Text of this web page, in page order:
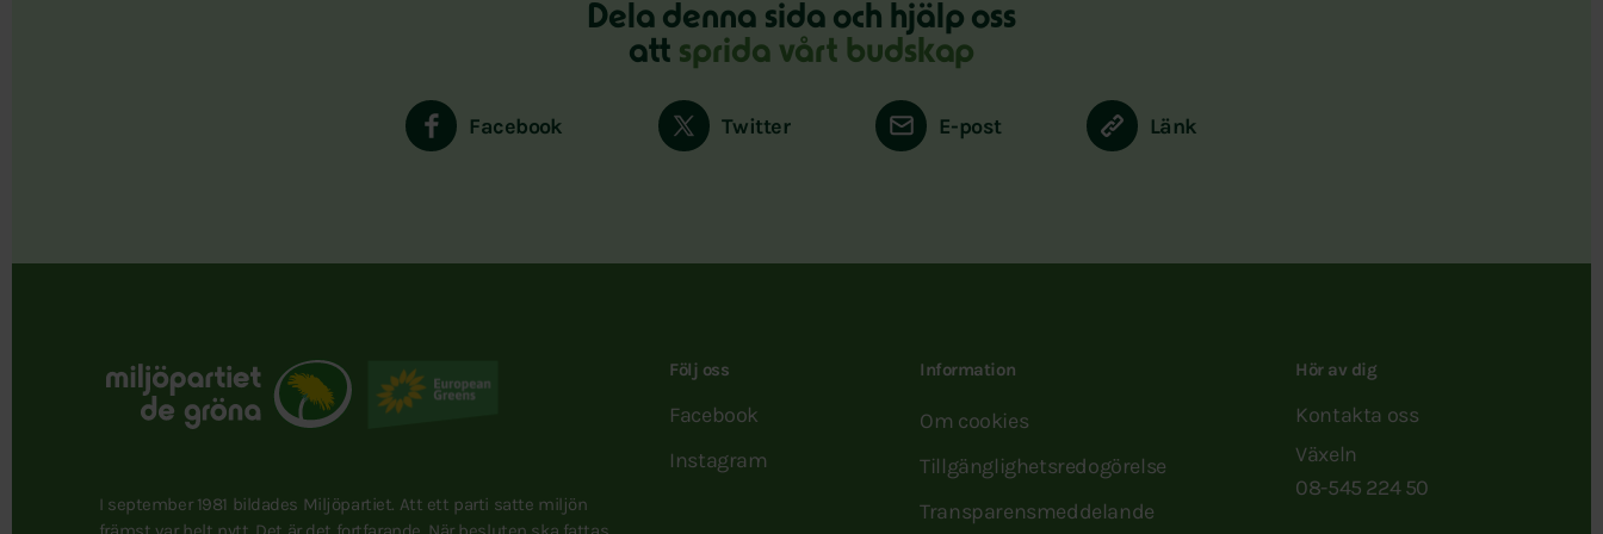
Dela denna sida och hjälp oss
att sprida vårt budskap
Facebook Twitter E-post Länk
I september 1981 bildades Miljöpartiet. Att ett parti satte miljön
Följ oss
Facebook
Instagram
Information
Om cookies
Tillgänglighetsredogörelse
Transparensmeddelande
Hör av dig
Kontakta oss
Växeln
08-545 224 50